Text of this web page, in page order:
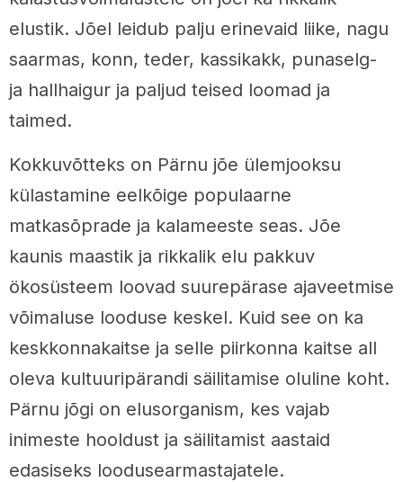
elustik. Jõel leidub palju erinevaid liike, nagu
saarmas, konn, teder, kassikakk, punaselg-
ja hallhaigur ja paljud teised loomad ja
taimed.
Kokkuvõtteks on Pärnu jõe ülemjooksu
külastamine eelkõige populaarne
matkasõprade ja kalameeste seas. Jõe
kaunis maastik ja rikkalik elu pakkuv
ökosüsteem loovad suurepärase ajaveetmise
võimaluse looduse keskel. Kuid see on ka
keskkonnakaitse ja selle piirkonna kaitse all
oleva kultuuripärandi säilitamise oluline koht.
Pärnu jõgi on elusorganism, kes vajab
inimeste hooldust ja säilitamist aastaid
edasiseks loodusearmastajatele.